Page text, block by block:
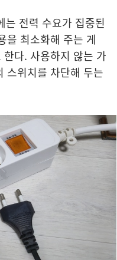
는 전력 수요가 집중된
을 최소화해 주는 게
다. 사용하지 않는 가
스위치를 차단해 두는